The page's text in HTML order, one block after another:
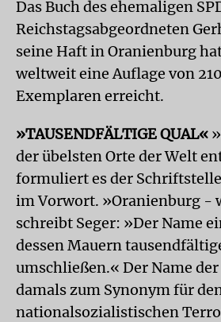
Das Buch des ehemaligen
Reichstagsabgeordneten
seine Haft in Oranienburg
weltweit eine Auflage von
Exemplaren erreicht.
»TAUSENDFÄLTIGE QUAL«
der übelsten Orte der Welt
formuliert es der
im Vorwort. »Oranienburg -
schreibt Seger: »Der Name
dessen Mauern
umschließen.« Der Name
damals zum Synonym für
nationalsozialistischen